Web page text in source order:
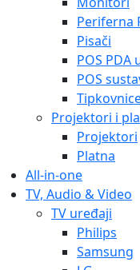
Periferna
Pisači
POS PDA
POS
Projektori i
Projektori
Platna
All-in-one
TV, Audio & Video
TV uređaji
Philips
Samsung